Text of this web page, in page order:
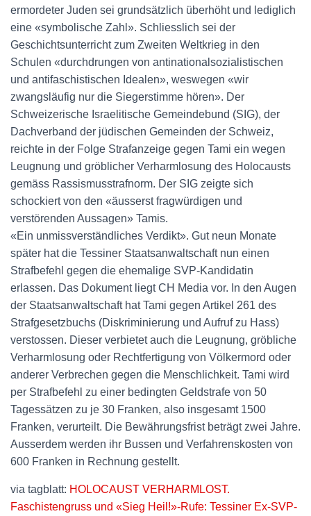
ermordeter Juden sei grundsätzlich überhöht und lediglich
eine «symbolische Zahl». Schliesslich sei der
Geschichtsunterricht zum Zweiten Weltkrieg in den
Schulen «durchdrungen von antinationalsozialistischen
und antifaschistischen Idealen», weswegen «wir
zwangsläufig nur die Siegerstimme hören». Der
Schweizerische Israelitische Gemeindebund (SIG), der
Dachverband der jüdischen Gemeinden der Schweiz,
reichte in der Folge Strafanzeige gegen Tami ein wegen
Leugnung und gröblicher Verharmlosung des Holocausts
gemäss Rassismusstrafnorm. Der SIG zeigte sich
schockiert von den «äusserst fragwürdigen und
verstörenden Aussagen» Tamis.
«Ein unmissverständliches Verdikt». Gut neun Monate
später hat die Tessiner Staatsanwaltschaft nun einen
Strafbefehl gegen die ehemalige SVP-Kandidatin
erlassen. Das Dokument liegt CH Media vor. In den Augen
der Staatsanwaltschaft hat Tami gegen Artikel 261 des
Strafgesetzbuchs (Diskriminierung und Aufruf zu Hass)
verstossen. Dieser verbietet auch die Leugnung, gröbliche
Verharmlosung oder Rechtfertigung von Völ­kermord oder
anderer Verbrechen gegen die Menschlichkeit. Tami wird
per Strafbefehl zu einer bedingten Geldstrafe von 50
Tagessätzen zu je 30 Franken, also insgesamt 1500
Franken, verurteilt. Die Bewährungsfrist beträgt zwei Jahre.
Ausserdem werden ihr Bussen und Verfahrenskosten von
600 Franken in Rechnung gestellt.
via tagblatt: HOLOCAUST VERHARMLOST.
Faschistengruss und «Sieg Heil!»-Rufe: Tessiner Ex-SVP-